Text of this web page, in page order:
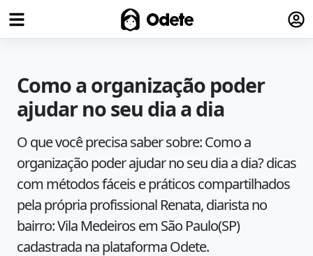
Odete
Como a organização poder
ajudar no seu dia a dia
O que você precisa saber sobre:Como a
organização poder ajudar no seu dia a dia?dicas
com métodos fáceis e práticos compartilhados
pela própria profissional Renata, diarista no
bairro:Vila Medeirosem São Paulo(SP)
cadastrada na plataforma Odete.